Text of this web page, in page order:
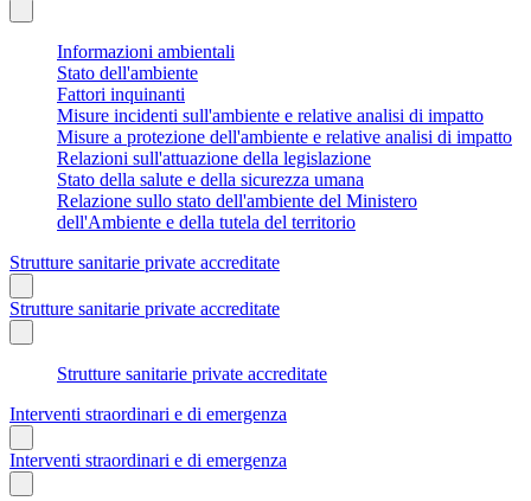
Informazioni ambientali
Stato dell'ambiente
Fattori inquinanti
Misure incidenti sull'ambiente e relative analisi di impatto
Misure a protezione dell'ambiente e relative analisi di impatto
Relazioni sull'attuazione della legislazione
Stato della salute e della sicurezza umana
Relazione sullo stato dell'ambiente del Ministero
dell'Ambiente e della tutela del territorio
Strutture sanitarie private accreditate
Strutture sanitarie private accreditate
Strutture sanitarie private accreditate
Interventi straordinari e di emergenza
Interventi straordinari e di emergenza